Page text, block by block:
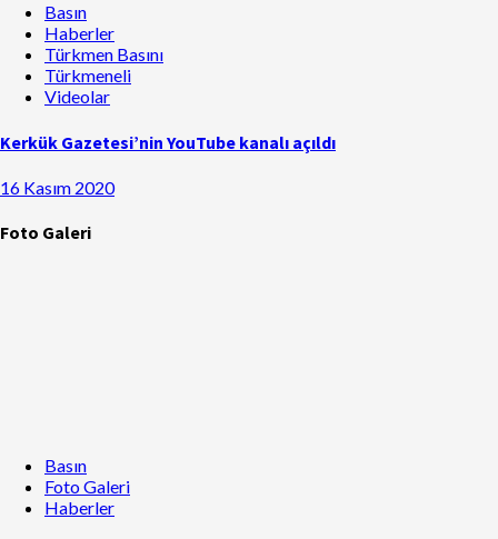
Basın
Haberler
Türkmen Basını
Türkmeneli
Videolar
Kerkük Gazetesi’nin YouTube kanalı açıldı
16 Kasım 2020
Foto Galeri
Basın
Foto Galeri
Haberler